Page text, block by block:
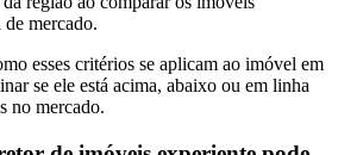
mercado.
esses critérios se aplicam ao imóvel em
se ele está acima, abaixo ou em linha
no mercado.